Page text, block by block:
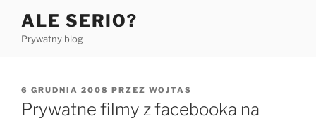
treści
ALE SERIO?
Prywatny blog
OPUBLIKOWANE
W
6 GRUDNIA 2008 PRZEZ WOJTAS
Prywatne filmy z facebooka na